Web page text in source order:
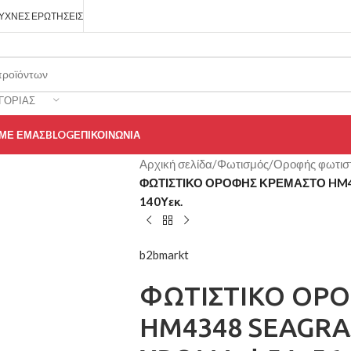
ΕΡΩΤΉΣΕΙΣ
ΕΜΆΣBLOGΕΠΙΚΟΙΝΩΝΊΑ
Αρχική σελίδα/Φωτισμός/Οροφής
ΦΩΤΙΣΤΙΚΟ ΟΡΟΦΗΣ ΚΡΕΜΑΣΤΟ
140Υεκ.
b2bmarkt
ΦΩΤΙΣΤΙΚΟ
HM4348